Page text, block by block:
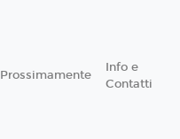
Prossimamente
Info e
Contatti